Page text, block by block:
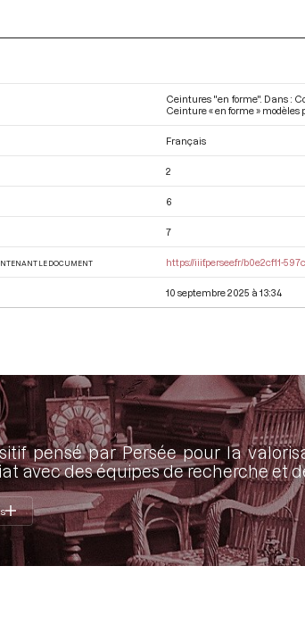
Ceintures "en forme". Dans :
Ceinture « en forme » modèles
Français
2
6
7
LE DOCUMENT https://iiif.persee.fr/b0e2cf11-
10 septembre 2025 à 13:34
pensé par Persée pour la
avec des équipes de recherche et